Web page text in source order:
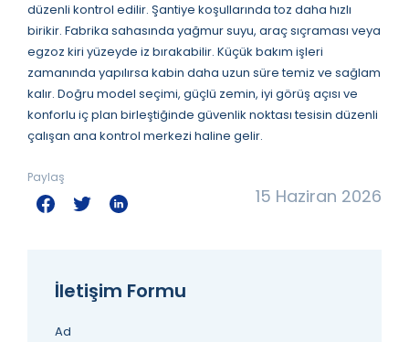
düzenli kontrol edilir. Şantiye koşullarında toz daha hızlı
birikir. Fabrika sahasında yağmur suyu, araç sıçraması veya
egzoz kiri yüzeyde iz bırakabilir. Küçük bakım işleri
zamanında yapılırsa kabin daha uzun süre temiz ve sağlam
kalır. Doğru model seçimi, güçlü zemin, iyi görüş açısı ve
konforlu iç plan birleştiğinde güvenlik noktası tesisin düzenli
çalışan ana kontrol merkezi haline gelir.
15 Haziran 2026
Paylaş
İletişim Formu
Ad